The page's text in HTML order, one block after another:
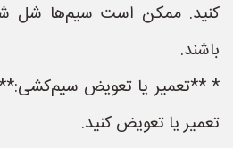
کنید. ممکن است سیم‌ها شل
باشند.
* **تعمیر یا تعویض سیم‌کشی:**
تعمیر یا تعویض کنید.